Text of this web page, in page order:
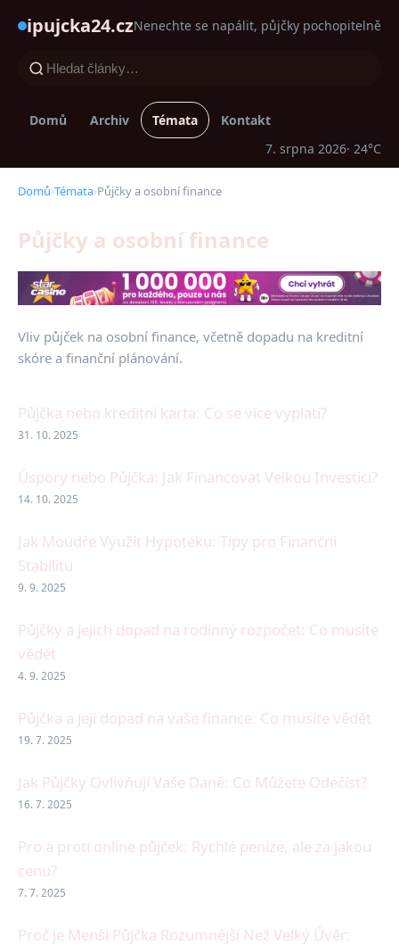
ipujcka24.czNenechte se napálit, půjčky pochopitelně
Domů Archiv Témata
Kontakt
7. srpna 2026· 24°C
Domů›Témata›Půjčky a osobní finance
Půjčky a osobní finance
Vliv půjček na osobní finance, včetně dopadu na kreditní
skóre a finanční plánování.
Půjčka nebo kreditní karta: Co se více vyplatí?
31. 10. 2025
Úspory nebo Půjčka: Jak Financovat Velkou Investici?
14. 10. 2025
Jak Moudře Využít Hypotéku: Tipy pro Finanční
Stabilitu
9. 9. 2025
Půjčky a jejich dopad na rodinný rozpočet: Co musíte
vědět
4. 9. 2025
Půjčka a její dopad na vaše finance: Co musíte vědět
19. 7. 2025
Jak Půjčky Ovlivňují Vaše Daně: Co Můžete Odečíst?
16. 7. 2025
Pro a proti online půjček: Rychlé peníze, ale za jakou
cenu?
7. 7. 2025
Proč je Menší Půjčka Rozumnější Než Velký Úvěr: